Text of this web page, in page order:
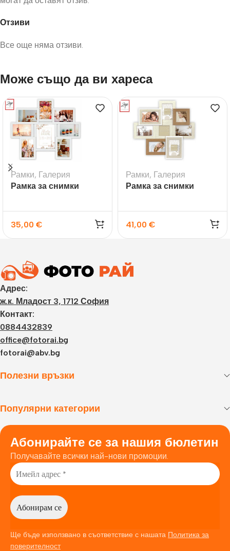
Отзиви
Все още няма отзиви.
Може също да ви хареса
Рамки, Галерия
Рамка за снимки
35,00 €
Рамки, Галерия
Рамка за снимки
41,00 €
Адрес:
ж.к. Младост 3, 1712 София
Контакт:
0884432839
office@fotorai.bg
fotorai@abv.bg
Полезни връзки
Популярни категории
Абонирайте се за нашия бюлетин
Получавайте всички най-нови промоции.
Ще бъде използвано в съответствие с нашата Политика за
поверителност